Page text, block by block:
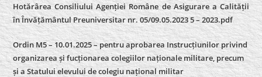
Hotărârea Consiliului Agenției Române de Asigurare a Calității
în Învățământul Preuniversitar nr. 05/09.05.2023 5 – 2023.pdf
Ordin M5 – 10.01.2025 – pentru aprobarea Instrucțiunilor privind
organizarea și fucționarea colegiilor naționale militare, precum
și a Statului elevului de colegiu național militar